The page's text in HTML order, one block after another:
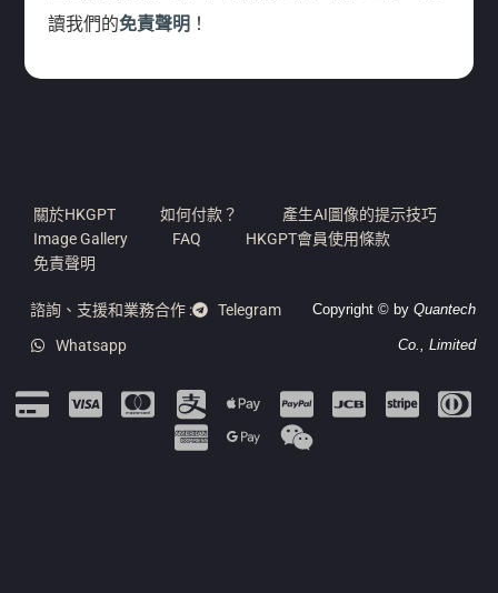
讀我們的免責聲明 ！
關於HKGPT 如何付款？
產生AI圖像的提示技巧
Image Gallery
FAQ
HKGPT會員使用條款
免責聲明
諮詢、支援和業務合作 :
Telegram
Whatsapp
Copyright © by Quantech
Co., Limited